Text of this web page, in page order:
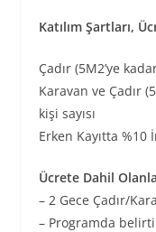
Katılım Şartları,
Çadır (5M2’ye
Karavan ve Çadır
kişi sayısı
Erken Kayıtta %10
Ücrete Dahil
– 2 Gece Çadır/
– Programda